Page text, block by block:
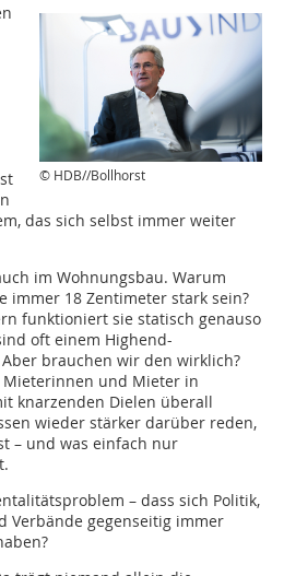
© HDB//Bollhorst
das sich selbst immer weiter
im Wohnungsbau. Warum
immer 18 Zentimeter stark sein?
funktioniert sie statisch genauso
oft einem Highend-
brauchen wir den wirklich?
Mieterinnen und Mieter in
knarzenden Dielen überall
wieder stärker darüber reden,
– und was einfach nur
– dass sich Politik,
Verbände gegenseitig immer